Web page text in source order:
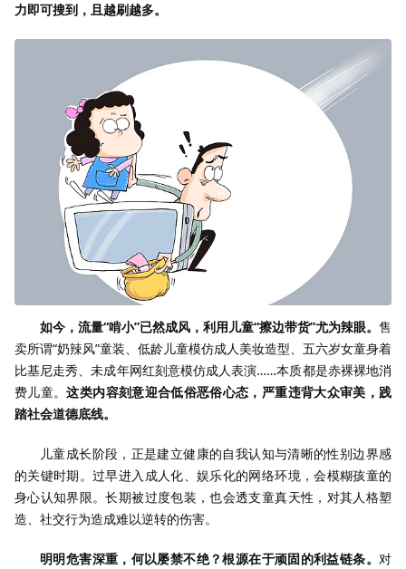
力即可搜到，且越刷越多。
如今，流量“啃小”已然成风，利用儿童“擦边带货”尤为辣眼。 售
卖所谓“奶辣风”童装、低龄儿童模仿成人美妆造型、五六岁女童身着
比基尼走秀、未成年网红刻意模仿成人表演……本质都是赤裸裸地消
费儿童。这类内容刻意迎合低俗恶俗心态，严重违背大众审美，践
踏社会道德底线。
儿童成长阶段，正是建立健康的自我认知与清晰的性别边界感
的关键时期。过早进入成人化、娱乐化的网络环境，会模糊孩童的
身心认知界限。长期被过度包装，也会透支童真天性，对其人格塑
造、社交行为造成难以逆转的伤害。
明明危害深重，何以屡禁不绝？根源在于顽固的利益链条。 对